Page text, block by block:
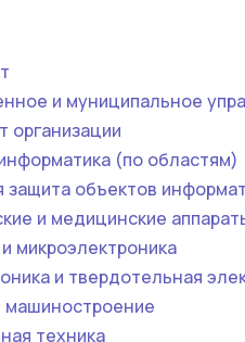
и муниципальное
(по областям)
защита объектов
и медицинские
микроэлектроника
и твердотельная
техника